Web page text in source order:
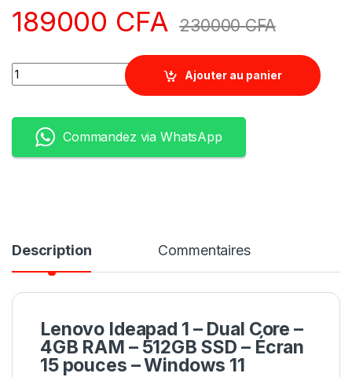
189000 CFA 230000CFA
Quantity
Ajouter au panier
Commandez via WhatsApp
Description Commentaires
Lenovo Ideapad 1 – Dual Core –
4GB RAM – 512GB SSD – Écran
15 pouces – Windows 11